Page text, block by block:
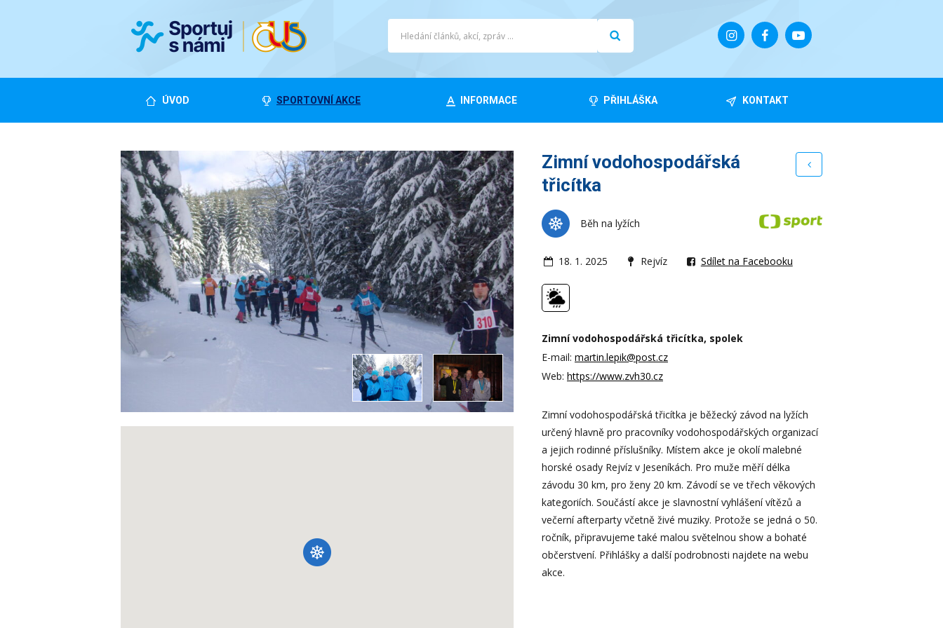
ÚVOD SPORTOVNÍ AKCE INFORMACE PŘIHLÁŠKA KONTAKT
Zimní vodohospodářská
třicítka
Běh na lyžích
18. 1. 2025 Rejvíz Sdílet na Facebooku
Zimní vodohospodářská třicítka, spolek
E-mail: martin.lepik@post.cz
Web: https://www.zvh30.cz
Zimní vodohospodářská třicítka je běžecký závod na lyžích
určený hlavně pro pracovníky vodohospodářských organizací
a jejich rodinné příslušníky. Místem akce je okolí malebné
horské osady Rejvíz v Jeseníkách. Pro muže měří délka
závodu 30 km, pro ženy 20 km. Závodí se ve třech věkových
kategoriích. Součástí akce je slavnostní vyhlášení vítězů a
večerní afterparty včetně živé muziky. Protože se jedná o 50.
ročník, připravujeme také malou světelnou show a bohaté
občerstvení. Přihlášky a další podrobnosti najdete na webu
akce.